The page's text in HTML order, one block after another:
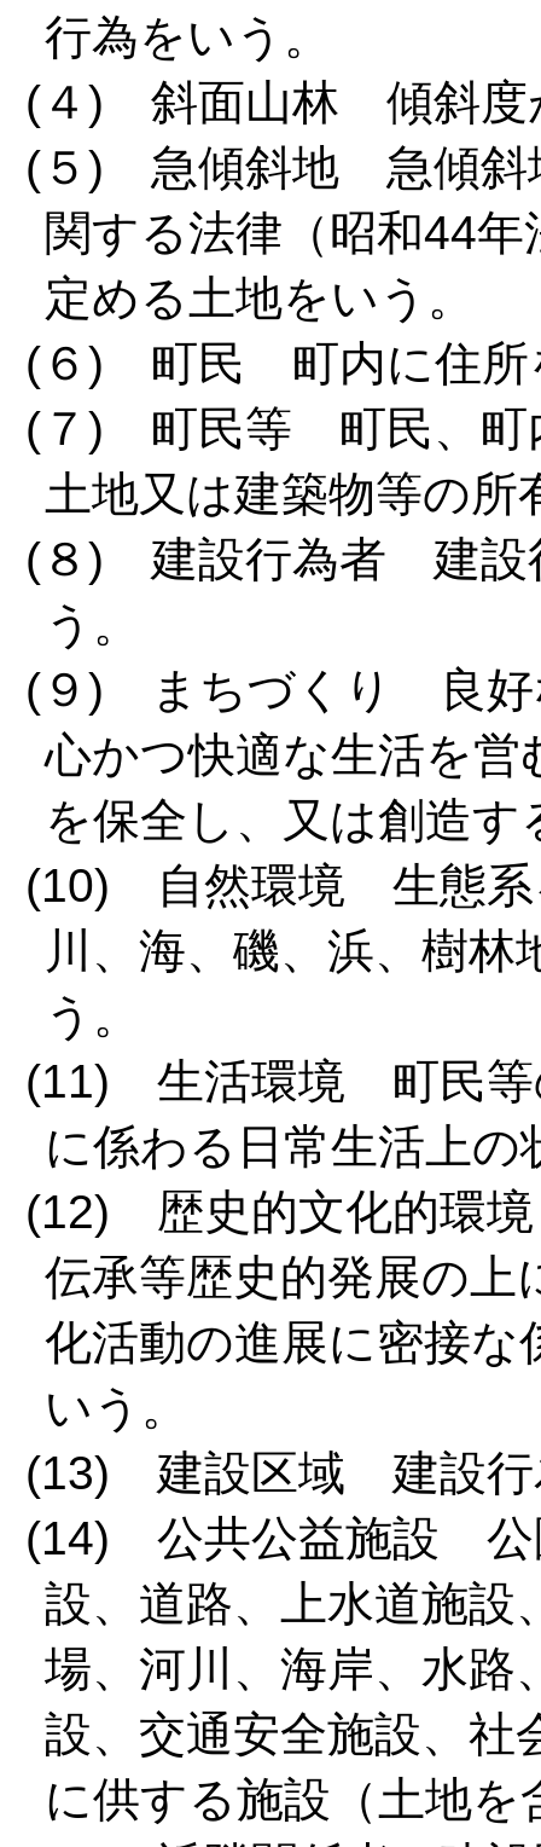
行為をいう。
(４) 斜面山林 傾斜度
(５) 急傾斜地 急傾斜
関する法律（昭和44
定める土地をいう。
(６) 町民 町内に住所
(７) 町民等 町民、町
土地又は建築物等の
(８) 建設行為者 建設
う。
(９) まちづくり 良好
心かつ快適な生活を営
を保全し、又は創造
(10) 自然環境 生態系
川、海、磯、浜、樹
う。
(11) 生活環境 町民等
に係わる日常生活上の
(12) 歴史的文化的環
伝承等歴史的発展の上
化活動の進展に密接
いう。
(13) 建設区域 建設行
(14) 公共公益施設 公
設、道路、上水道施設
場、河川、海岸、水路
設、交通安全施設、社
に供する施設（土地